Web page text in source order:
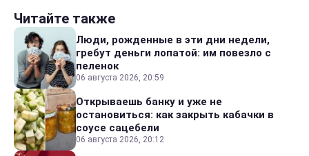
Читайте также
Люди, рожденные в эти дни недели,
гребут деньги лопатой: им повезло с
пеленок
06 августа 2026, 20:59
Открываешь банку и уже не
остановиться: как закрыть кабачки в
соусе сацебели
06 августа 2026, 20:12